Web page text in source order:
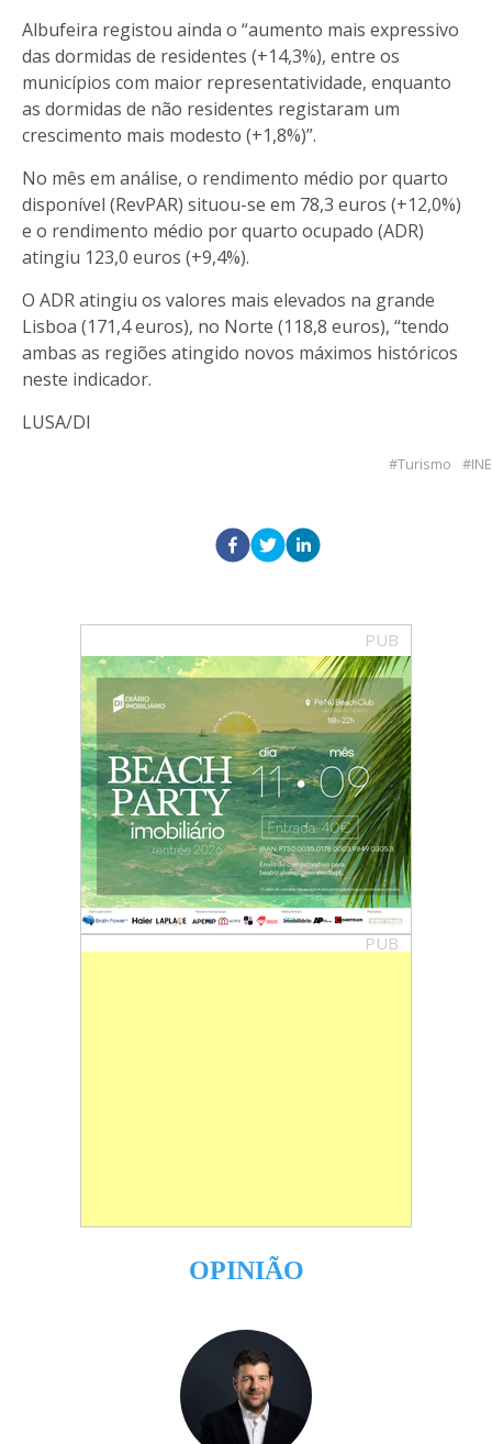
Albufeira registou ainda o “aumento mais expressivo
das dormidas de residentes (+14,3%), entre os
municípios com maior representatividade, enquanto
as dormidas de não residentes registaram um
crescimento mais modesto (+1,8%)”.
No mês em análise, o rendimento médio por quarto
disponível (RevPAR) situou-se em 78,3 euros (+12,0%)
e o rendimento médio por quarto ocupado (ADR)
atingiu 123,0 euros (+9,4%).
O ADR atingiu os valores mais elevados na grande
Lisboa (171,4 euros), no Norte (118,8 euros), “tendo
ambas as regiões atingido novos máximos históricos
neste indicador.
LUSA/DI
Turismo INE
PUB
PUB
OPINIÃO